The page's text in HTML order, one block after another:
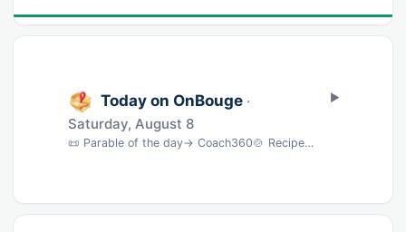
Today on OnBouge ·
Saturday, August 8
📜 Parable of the day→ Coach360🍲 Recipe of the day→ BNC🎵 Song of the day→ musique🎨 Wate…